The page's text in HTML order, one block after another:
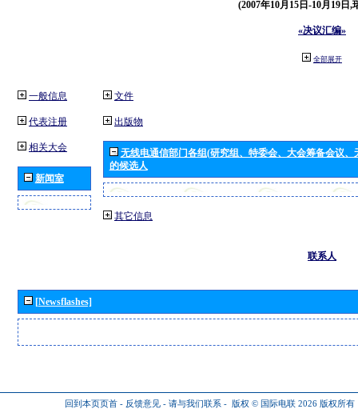
(2007年10月15日-10月19日,
«决议汇编»
全部展开
一般信息
代表注册
相关大会
新闻室
文件
出版物
无线电通信部门各组(研究组、特委会、大会筹备会议
的候选人
其它信息
联系人
[Newsflashes]
回到本页页首 - 反馈意见 - 请与我们联系 - 版权 © 国际电联 2026 版权所有